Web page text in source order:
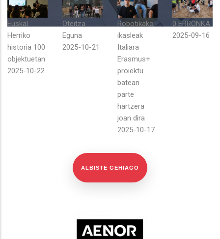
Euskal
Herriko
historia 100
objektuetan
2025-10-22
Oteitza
Eguna
2025-10-21
Robotikako
ikasleak
Italiara
Erasmus+
proiektu
batean
parte
hartzera
joan dira
2025-10-17
0 ERRONKA
2025-09-16
ALBISTE GEHIAGO